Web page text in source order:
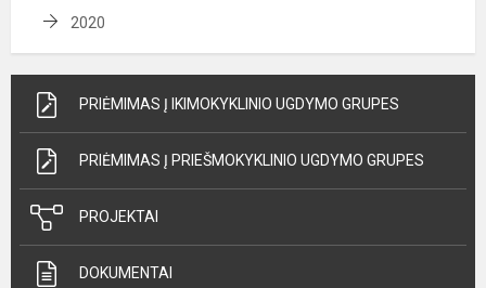
2020
PRIĖMIMAS Į IKIMOKYKLINIO UGDYMO GRUPES
PRIĖMIMAS Į PRIEŠMOKYKLINIO UGDYMO GRUPES
PROJEKTAI
DOKUMENTAI